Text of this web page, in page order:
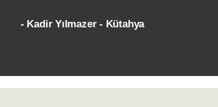
- Kadir Yılmazer - Kütahya